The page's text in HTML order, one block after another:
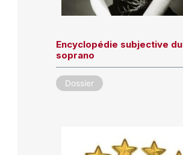
Encyclopédie subjective du
soprano
Dossier